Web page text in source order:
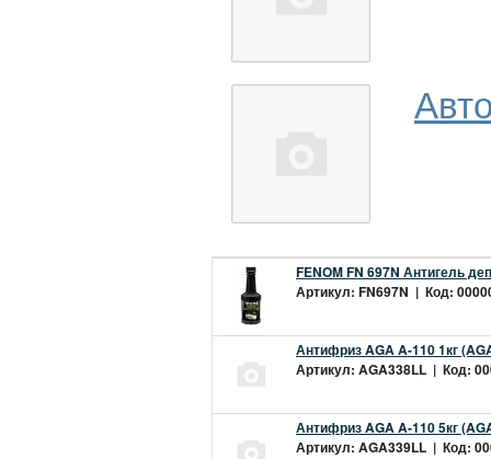
FENOM FN 697N Антигель
Артикул: FN697N | Код:
Антифриз AGA A-110 1кг
Артикул: AGA338LL | Код:
Антифриз AGA A-110 5кг
Артикул: AGA339LL | Код: